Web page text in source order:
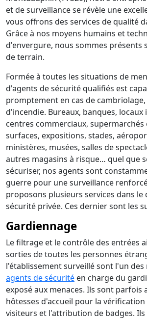
et de surveillance se révèle une
vous offrons des services de qualité
Grâce à nos moyens humains et
d'envergure, nous sommes présents
de terrain.
Formée à toutes les situations de
d'agents de sécurité qualifiés est
promptement en cas de
d'incendie. Bureaux, banques, locaux
centres commerciaux, supermarchés
surfaces, expositions, stades,
ministères, musées, salles de
autres magasins à risque… quel que
sécuriser, nos agents sont
guerre pour une surveillance
proposons plusieurs services dans le
sécurité privée. Ces dernier sont les
Gardiennage
Le filtrage et le contrôle des entrées
sorties de toutes les personnes
l'établissement surveillé sont l'un des
agents de sécurité en charge du
exposé aux menaces. Ils sont parfois
hôtesses d'accueil pour la
visiteurs et l'attribution de badges.